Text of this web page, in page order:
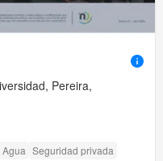
Pereira,
Agua Seguridad privada